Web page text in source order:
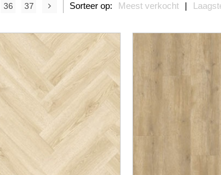
Sorteer op: Meest verkocht |
36 37